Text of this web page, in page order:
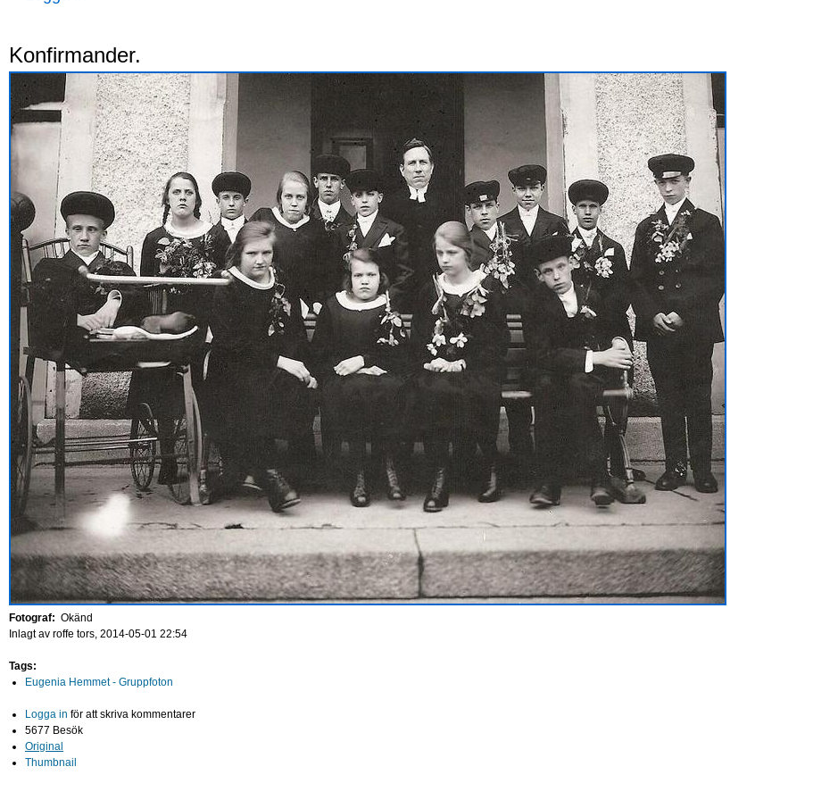
Konfirmander.
Fotograf: Okänd
Inlagt av roffe tors, 2014-05-01 22:54
Tags:
Eugenia Hemmet - Gruppfoton
Logga in för att skriva kommentarer
5677 Besök
Original
Thumbnail